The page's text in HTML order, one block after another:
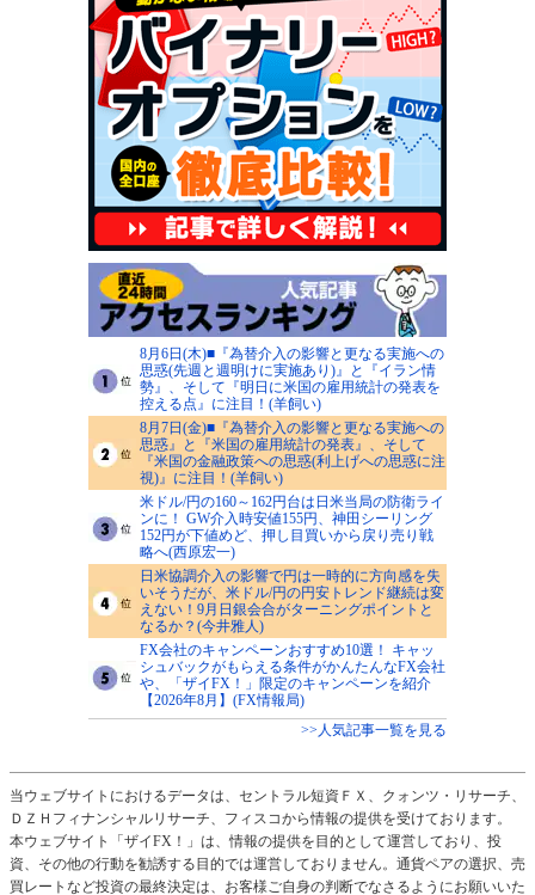
8月6日(木)■『為替介入の影響と更なる実施への
思惑(先週と週明けに実施あり)』と『イラン情
勢』、そして『明日に米国の雇用統計の発表を
控える点』に注目！(羊飼い)
8月7日(金)■『為替介入の影響と更なる実施への
思惑』と『米国の雇用統計の発表』、そして
『米国の金融政策への思惑(利上げへの思惑に注
視)』に注目！(羊飼い)
米ドル/円の160～162円台は日米当局の防衛ライ
ンに！ GW介入時安値155円、神田シーリング
152円が下値めど、押し目買いから戻り売り戦
略へ(西原宏一)
日米協調介入の影響で円は一時的に方向感を失
いそうだが、米ドル/円の円安トレンド継続は変
えない！9月日銀会合がターニングポイントと
なるか？(今井雅人)
FX会社のキャンペーンおすすめ10選！ キャッ
シュバックがもらえる条件がかんたんなFX会社
や、「ザイFX！」限定のキャンペーンを紹介
【2026年8月】(FX情報局)
>>人気記事一覧を見る
当ウェブサイトにおけるデータは、セントラル短資ＦＸ、クォンツ・リサーチ、
ＤＺＨフィナンシャルリサーチ、フィスコから情報の提供を受けております。
本ウェブサイト「ザイFX！」は、情報の提供を目的として運営しており、投
資、その他の行動を勧誘する目的では運営しておりません。通貨ペアの選択、売
買レートなど投資の最終決定は、お客様ご自身の判断でなさるようにお願いいた